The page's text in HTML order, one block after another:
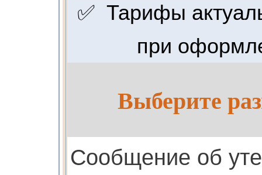
✅ Тарифы
при
Выберите
Cообщение об